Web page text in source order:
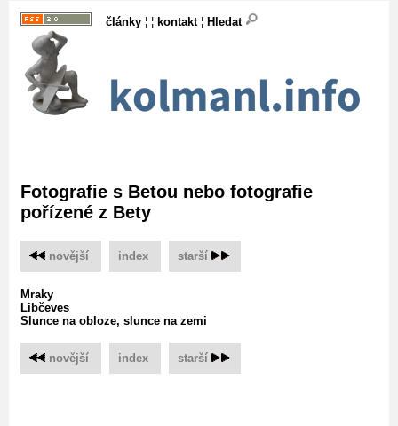
články ¦ ¦ kontakt¦ Hledat
Fotografie s Betou nebo fotografie
pořízené z Bety
novější index starší
Mraky
Libčeves
Slunce na obloze, slunce na zemi
novější index starší